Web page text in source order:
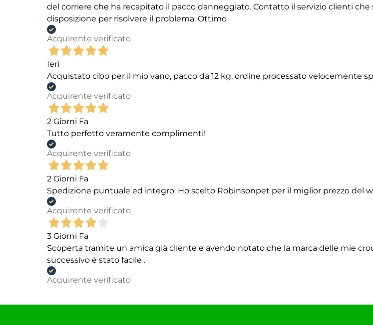
del corriere che ha recapitato il pacco danneggiato. Contatto il servizio clienti che
disposizione per risolvere il problema. Ottimo
Acquirente verificato
Ieri
Acquistato cibo per il mio vano, pacco da 12 kg, ordine processato velocemente
Acquirente verificato
2 Giorni Fa
Tutto perfetto veramente complimenti!
Acquirente verificato
2 Giorni Fa
Spedizione puntuale ed integro. Ho scelto Robinsonpet per il miglior prezzo del
Acquirente verificato
3 Giorni Fa
Scoperta tramite un amica già cliente e avendo notato che la marca delle mie
successivo è stato facile .
Acquirente verificato